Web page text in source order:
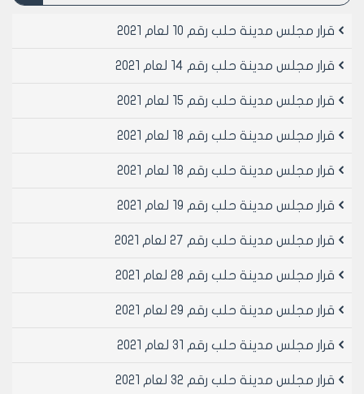
قرار مجلس مدينة حلب رقم 10 لعام 2021
قرار مجلس مدينة حلب رقم 14 لعام 2021
قرار مجلس مدينة حلب رقم 15 لعام 2021
قرار مجلس مدينة حلب رقم 18 لعام 2021
قرار مجلس مدينة حلب رقم 18 لعام 2021
قرار مجلس مدينة حلب رقم 19 لعام 2021
قرار مجلس مدينة حلب رقم 27 لعام 2021
قرار مجلس مدينة حلب رقم 28 لعام 2021
قرار مجلس مدينة حلب رقم 29 لعام 2021
قرار مجلس مدينة حلب رقم 31 لعام 2021
قرار مجلس مدينة حلب رقم 32 لعام 2021